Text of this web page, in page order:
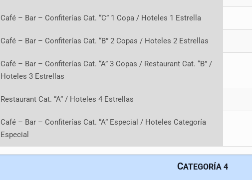
Café – Bar – Confiterías Cat. “C” 1 Copa / Hoteles 1 Estrella
Café – Bar – Confiterías Cat. “B” 2 Copas / Hoteles 2 Estrellas
Café – Bar – Confiterías Cat. “A” 3 Copas / Restaurant Cat. “B” /
Hoteles 3 Estrellas
Restaurant Cat. “A” / Hoteles 4 Estrellas
Café – Bar – Confiterías Cat. “A” Especial / Hoteles Categoría
Especial
CATEGORÍA 4